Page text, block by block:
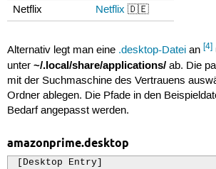
Netflix
Netflix 🇩🇪
Alternativ legt man eine .desktop-Dateian [4]
unter ~/.local/share/applications/ab. Die
mit der Suchmaschine des Vertrauens
Ordner ablegen. Die Pfade in den
Bedarf angepasst werden.
amazonprime.desktop
[Desktop Entry]